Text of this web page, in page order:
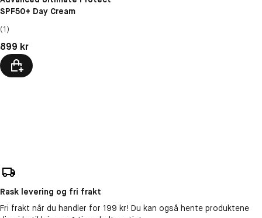
SPF50+ Day Cream
(1)
Pris: 899 kr
899 kr
Rask levering og fri frakt
Fri frakt når du handler for 199 kr! Du kan også hente produktene